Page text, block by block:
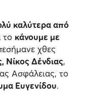
καλύτερα από
το κάνουμε με
χθες
Νίκος Δένδιας,
Ασφάλειας, το
Ευγενίδου.